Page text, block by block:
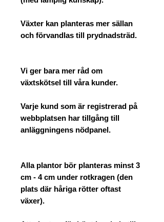
Växter kan planteras mer sällan
och förvandlas till prydnadsträd.
Vi ger bara mer råd om
växtskötsel till våra kunder.
Varje kund som är registrerad på
webbplatsen har tillgång till
anläggningens nödpanel.
Alla plantor bör planteras minst 3
cm - 4 cm under rotkragen (den
plats där håriga rötter oftast
växer).